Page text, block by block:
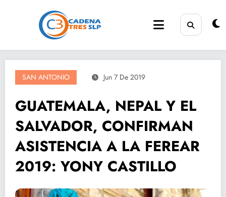
SAN ANTONIO Jun 7 De 2019
GUATEMALA, NEPAL Y EL
SALVADOR, CONFIRMAN
ASISTENCIA A LA FEREAR
2019: YONY CASTILLO